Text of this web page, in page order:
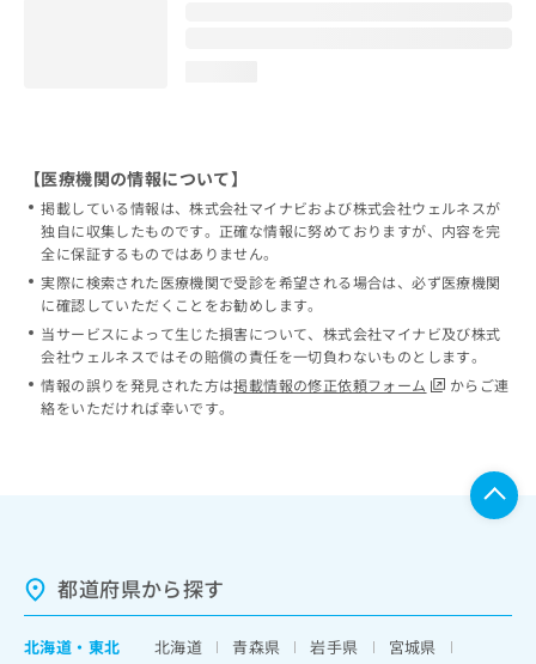
【医療機関の情報について】
掲載している情報は、株式会社マイナビおよび株式会社ウェルネスが
独自に収集したものです。正確な情報に努めておりますが、内容を完
全に保証するものではありません。
実際に検索された医療機関で受診を希望される場合は、必ず医療機関
に確認していただくことをお勧めします。
当サービスによって生じた損害について、株式会社マイナビ及び株式
会社ウェルネスではその賠償の責任を一切負わないものとします。
情報の誤りを発見された方は掲載情報の修正依頼フォーム
からご連
絡をいただければ幸いです。
都道府県から探す
北海道 ・ 東北 北海道 青森県 岩手県
宮城県